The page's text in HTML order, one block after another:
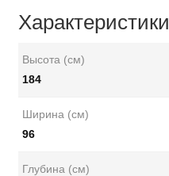
Характеристики
Высота (см)
184
Ширина (см)
96
Глубина (см)